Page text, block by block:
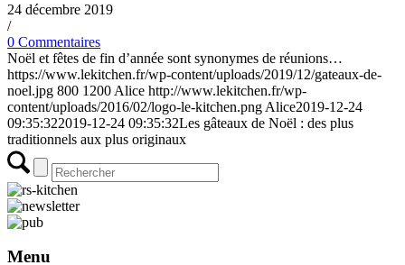
24 décembre 2019
/
0 Commentaires
Noël et fêtes de fin d’année sont synonymes de réunions…
https://www.lekitchen.fr/wp-content/uploads/2019/12/gateaux-de-
noel.jpg 800 1200 Alice http://www.lekitchen.fr/wp-
content/uploads/2016/02/logo-le-kitchen.png Alice2019-12-24
09:35:322019-12-24 09:35:32Les gâteaux de Noël : des plus
traditionnels aux plus originaux
Menu